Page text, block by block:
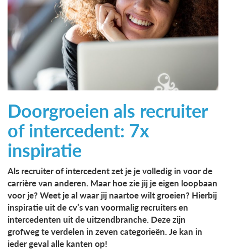
Doorgroeien als recruiter
of intercedent: 7x
inspiratie
Als recruiter of intercedent zet je je volledig in voor de
carrière van anderen. Maar hoe zie jij je eigen loopbaan
voor je? Weet je al waar jij naartoe wilt groeien? Hierbij
inspiratie uit de cv’s van voormalig recruiters en
intercedenten uit de uitzendbranche. Deze zijn
grofweg te verdelen in zeven categorieën. Je kan in
ieder geval alle kanten op!